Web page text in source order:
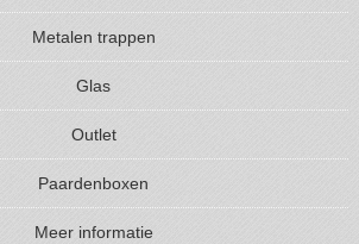
Metalen trappen
Glas
Outlet
Paardenboxen
Meer informatie